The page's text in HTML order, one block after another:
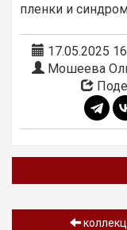
пленки и
17.05.2025
Мошеева